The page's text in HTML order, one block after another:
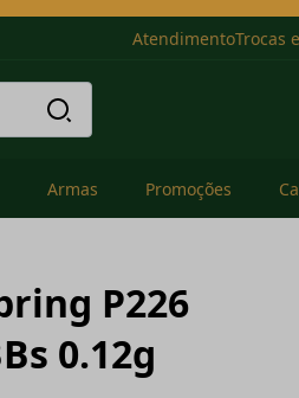
AtendimentoTrocas
Armas Promoções
P226
0.12g